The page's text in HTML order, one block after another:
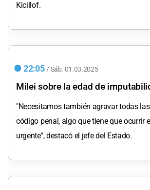
Kicillof.
22:05 / Sáb. 01.03.2025
Milei sobre la edad de
"Necesitamos también agravar todas
código penal, algo que tiene que ocurrir
urgente", destacó el jefe del Estado.